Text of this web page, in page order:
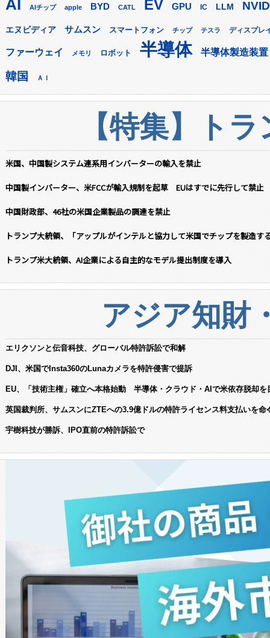
AI AIチップ apple BYD CATL EV GPU IC LLM
エヌビディア サムスン スマートフォン チップ テスラ ディスプレ
ファーウェイ メモリ ロボット 半導体 半導体製造装置
韓国 ＡＩ
【特集】ト
米国、中国製システム連系用インバーターの輸入を禁止
中国製インバーター、米FCCが輸入規制を起草 EUはすでに先行して禁止
中国財政部、46社の米国企業製品の調達を禁止
トランプ大統領、「アップルがインテルと協力して米国でチップを製造す
トランプ米大統領、AI企業による自主的なモデル提出制度を導入
アジア知財
エリクソンと伝音科技、グローバル特許訴訟で和解
DJI、米国でInsta360のLunaカメラを特許侵害で提訴
EU、「技術主権」確立へ本格始動 半導体・クラウド・AIで米依存脱却を
英国裁判所、サムスンにZTEへの3.9億ドルの特許ライセンス料支払いを命
宇樹科技が勝訴、IPO直前の特許訴訟で